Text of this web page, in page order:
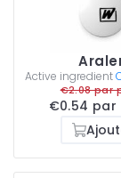
Active ingredient
€2.08 par
€0.54 par